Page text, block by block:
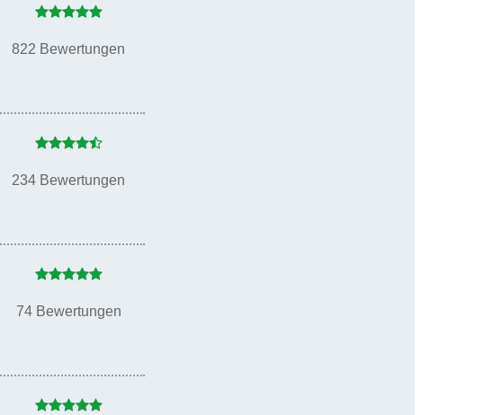
822 Bewertungen
234 Bewertungen
74 Bewertungen